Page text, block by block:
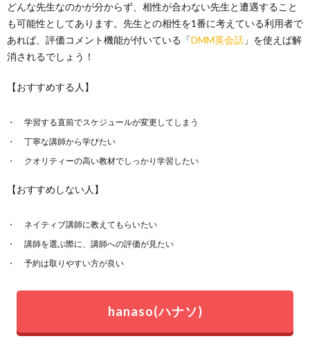
どんな先生なのかが分からず、相性が合わない先生と遭遇すること
も可能性としてあります。先生との相性を1番に考えている利用者で
あれば、評価コメント機能が付いている「DMM英会話 」を使えば解
消されるでしょう！
【おすすめする人】
学習する直前でスケジュールが変更してしまう
丁寧な講師から学びたい
クオリティーの高い教材でしっかり学習したい
【おすすめしない人】
ネイティブ講師に教えてもらいたい
講師を選ぶ際に、講師への評価が見たい
予約は取りやすい方が良い
hanaso(ハナソ)